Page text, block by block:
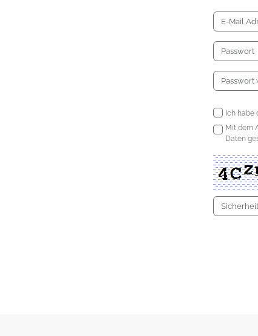
Ich habe
Mit dem
Daten